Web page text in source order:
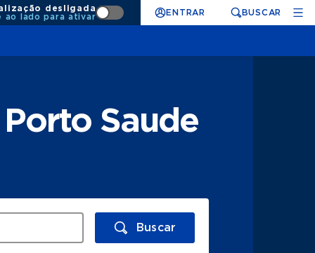
desligada
ao lado para ativar
ENTRAR BUSCAR
Saude
Buscar